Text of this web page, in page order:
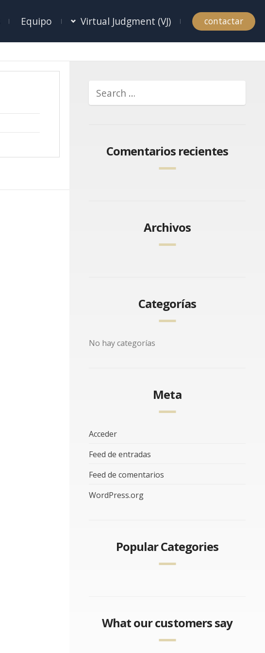
Equipo Virtual Judgment (VJ) contactar
Comentarios recientes
Archivos
Categorías
No hay categorías
Meta
Acceder
Feed de entradas
Feed de comentarios
WordPress.org
Popular Categories
What our customers say